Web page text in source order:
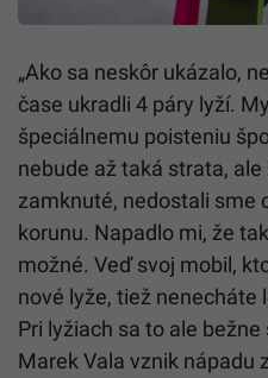
„Ako sa neskôr ukázalo,
čase ukradli 4 páry lyží.
špeciálnemu poisteniu
nebude až taká strata,
zamknuté, nedostali sme
korunu. Napadlo mi, že
možné. Veď svoj mobil,
nové lyže, tiež nenecháte
Pri lyžiach sa to ale
Marek Vala vznik nápadu